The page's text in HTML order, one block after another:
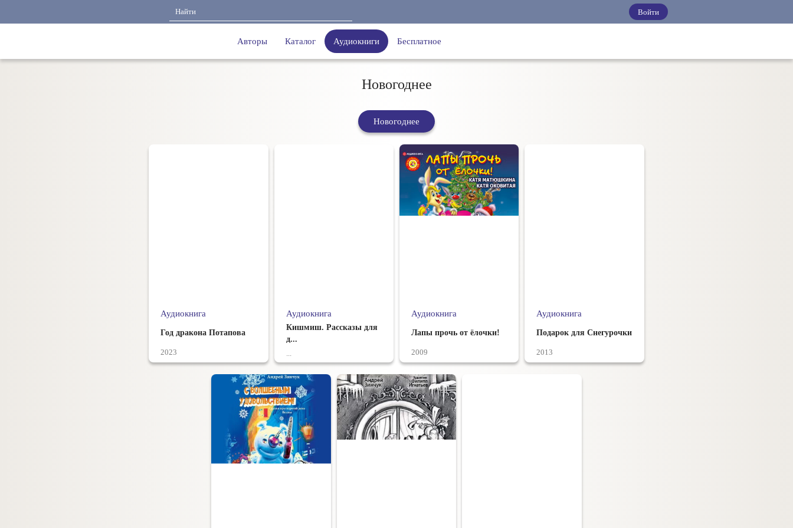
Войти
Авторы Каталог Аудиокниги Бесплатное
Новогоднее
Новогоднее
Аудиокнига
Год дракона Потапова
2023
Аудиокнига
Кишмиш. Рассказы для
д...
...
Аудиокнига
Лапы прочь от ёлочки!
2009
Аудиокнига
Подарок для Снегурочки
2013